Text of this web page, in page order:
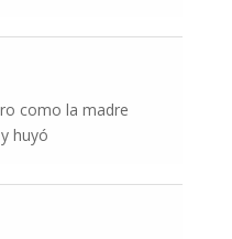
como la madre
huyó